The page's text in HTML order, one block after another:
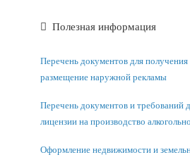
Полезная информация
Перечень документов для
размещение наружной рекламы
Перечень документов и требований
лицензии на производство
Оформление недвижимости и